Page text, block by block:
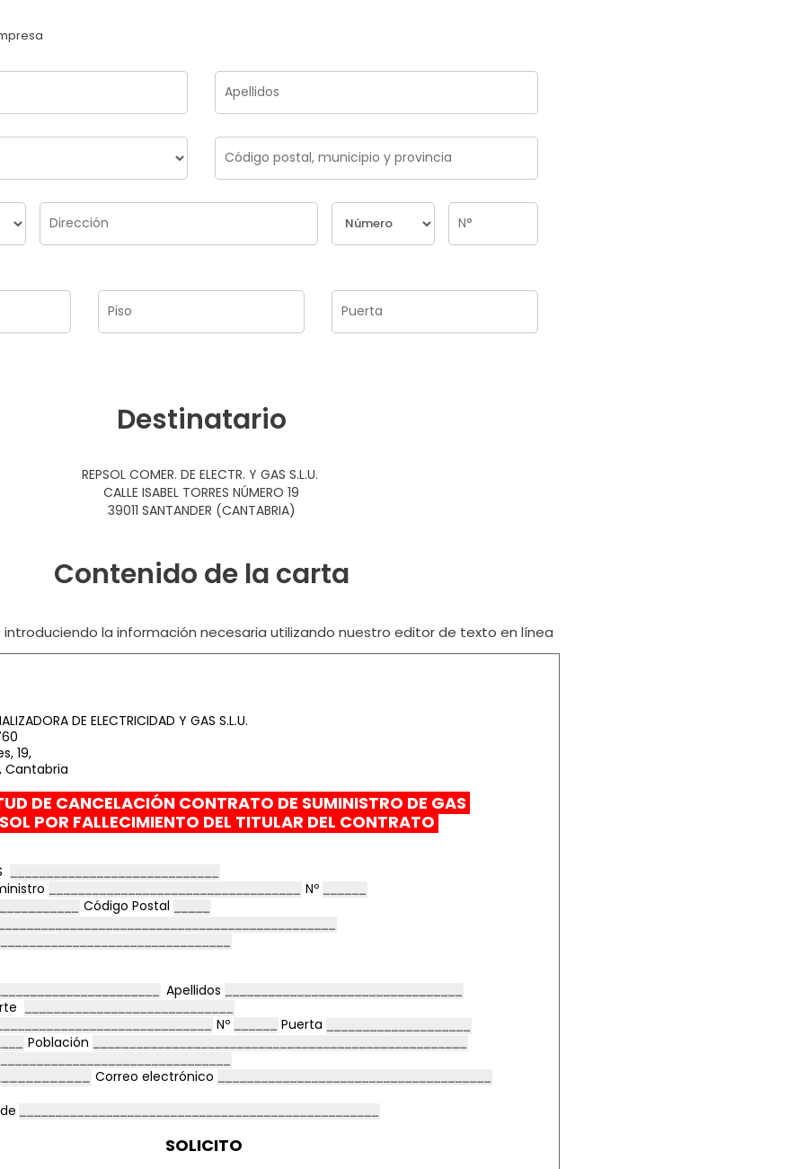
Destinatario
REPSOL COMER. DE ELECTR. Y GAS S.L.U.
CALLE ISABEL TORRES NÚMERO 19
39011 SANTANDER (CANTABRIA)
Contenido de la carta
la información necesaria utilizando nuestro editor de texto en línea
DE ELECTRICIDAD Y GAS S.L.U.
19,
Cantabria
DE CANCELACIÓN CONTRATO DE SUMINISTRO DE GAS
POR FALLECIMIENTO DEL TITULAR DEL CONTRATO
Nº
Código Postal
Apellidos
Nº
Puerta
Población
Correo electrónico
SOLICITO